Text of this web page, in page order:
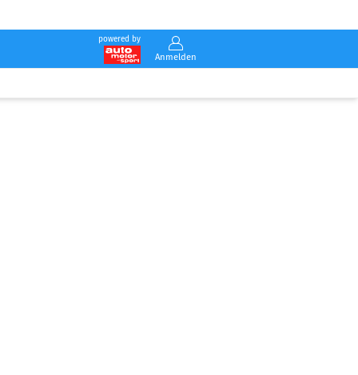
powered by
Anmelden